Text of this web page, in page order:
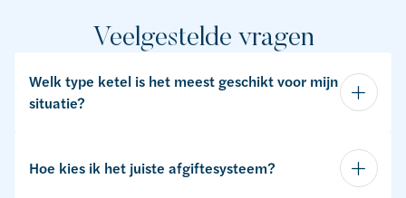
Veelgestelde vragen
Welk type ketel is het meest geschikt voor mijn
situatie?
Hoe kies ik het juiste afgiftesysteem?